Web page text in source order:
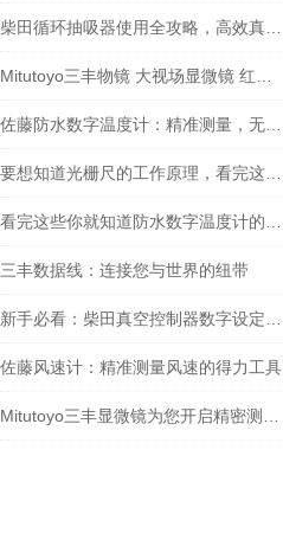
三丰数据线：连接您与世界的纽带
佐藤风速计：精准测量风速的得力工具